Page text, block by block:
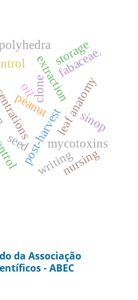
extraction
oil
post-harvestmycotoxins
peanut leaf anatomy
fabaceae.
writingnursing
storage
seed
clone
sinop
da Associação
- ABEC